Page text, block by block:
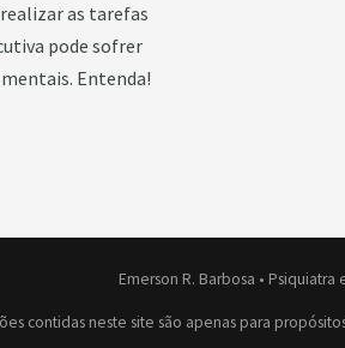
as tarefas
pode sofrer
Entenda!
Emerson R. Barbosa •
contidas neste site são apenas para